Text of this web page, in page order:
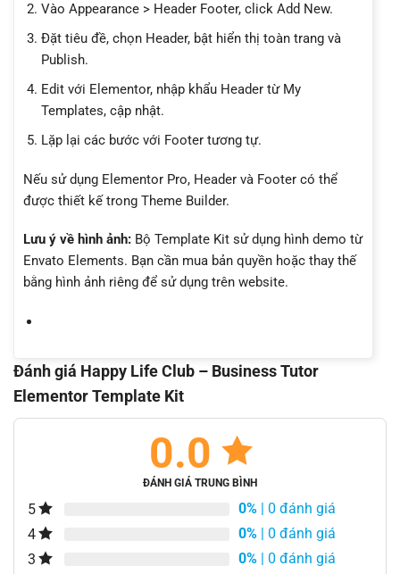
Vào Appearance > Header Footer, click Add New.
Đặt tiêu đề, chọn Header, bật hiển thị toàn trang và
Publish.
Edit với Elementor, nhập khẩu Header từ My
Templates, cập nhật.
Lặp lại các bước với Footer tương tự.
Nếu sử dụng Elementor Pro, Header và Footer có thể
được thiết kế trong Theme Builder.
Lưu ý về hình ảnh: Bộ Template Kit sử dụng hình demo từ
Envato Elements. Bạn cần mua bản quyền hoặc thay thế
bằng hình ảnh riêng để sử dụng trên website.
Đánh giá Happy Life Club – Business Tutor
Elementor Template Kit
0.0
ĐÁNH GIÁ TRUNG BÌNH
5 0% | 0 đánh giá
4
0% | 0 đánh giá
3
0% | 0 đánh giá